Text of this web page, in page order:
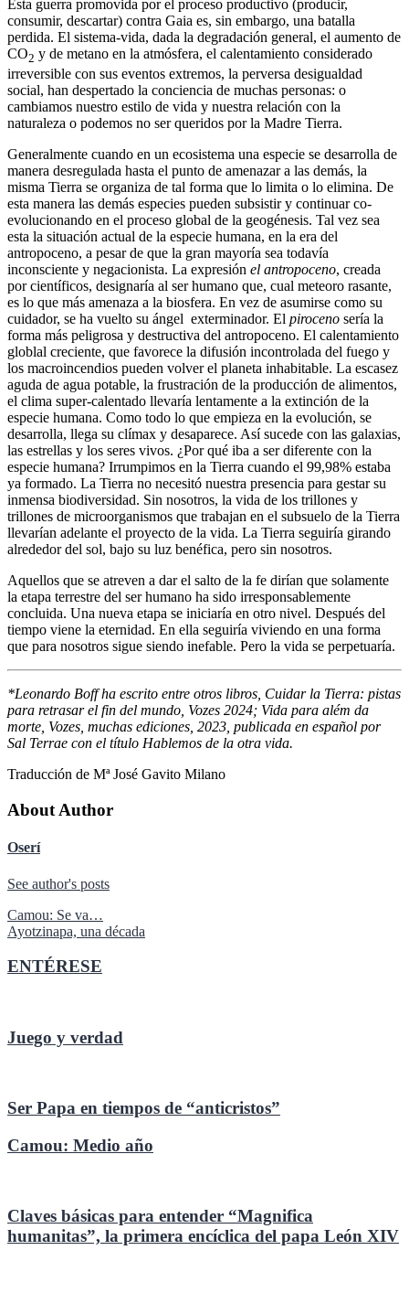
Esta guerra promovida por el proceso productivo (producir,
consumir, descartar) contra Gaia es, sin embargo, una batalla
perdida. El sistema-vida, dada la degradación general, el aumento de
CO2 y de metano en la atmósfera, el calentamiento considerado
irreversible con sus eventos extremos, la perversa desigualdad
social, han despertado la conciencia de muchas personas: o
cambiamos nuestro estilo de vida y nuestra relación con la
naturaleza o podemos no ser queridos por la Madre Tierra.
Generalmente cuando en un ecosistema una especie se desarrolla de
manera desregulada hasta el punto de amenazar a las demás, la
misma Tierra se organiza de tal forma que lo limita o lo elimina. De
esta manera las demás especies pueden subsistir y continuar co-
evolucionando en el proceso global de la geogénesis. Tal vez sea
esta la situación actual de la especie humana, en la era del
antropoceno, a pesar de que la gran mayoría sea todavía
inconsciente y negacionista. La expresión el antropoceno, creada
por científicos, designaría al ser humano que, cual meteoro rasante,
es lo que más amenaza a la biosfera. En vez de asumirse como su
cuidador, se ha vuelto su ángel exterminador. El piroceno sería la
forma más peligrosa y destructiva del antropoceno. El calentamiento
globlal creciente, que favorece la difusión incontrolada del fuego y
los macroincendios pueden volver el planeta inhabitable. La escasez
aguda de agua potable, la frustración de la producción de alimentos,
el clima super-calentado llevaría lentamente a la extinción de la
especie humana. Como todo lo que empieza en la evolución, se
desarrolla, llega su clímax y desaparece. Así sucede con las galaxias,
las estrellas y los seres vivos. ¿Por qué iba a ser diferente con la
especie humana? Irrumpimos en la Tierra cuando el 99,98% estaba
ya formado. La Tierra no necesitó nuestra presencia para gestar su
inmensa biodiversidad. Sin nosotros, la vida de los trillones y
trillones de microorganismos que trabajan en el subsuelo de la Tierra
llevarían adelante el proyecto de la vida. La Tierra seguiría girando
alrededor del sol, bajo su luz benéfica, pero sin nosotros.
Aquellos que se atreven a dar el salto de la fe dirían que solamente
la etapa terrestre del ser humano ha sido irresponsablemente
concluida. Una nueva etapa se iniciaría en otro nivel. Después del
tiempo viene la eternidad. En ella seguiría viviendo en una forma
que para nosotros sigue siendo inefable. Pero la vida se perpetuaría.
*Leonardo Boff ha escrito entre otros libros, Cuidar la Tierra: pistas
para retrasar el fin del mundo, Vozes 2024; Vida para além da
morte, Vozes, muchas ediciones, 2023, publicada en español por
Sal Terrae con el título Hablemos de la otra vida.
Traducción de Mª José Gavito Milano
About Author
Oserí
See author's posts
Navegación
de
entradas
Camou: Se va…
Ayotzinapa, una década
ENTÉRESE
Juego y verdad
Ser Papa en tiempos de “anticristos”
Camou: Medio año
Claves básicas para entender “Magnifica
humanitas”, la primera encíclica del papa León XIV